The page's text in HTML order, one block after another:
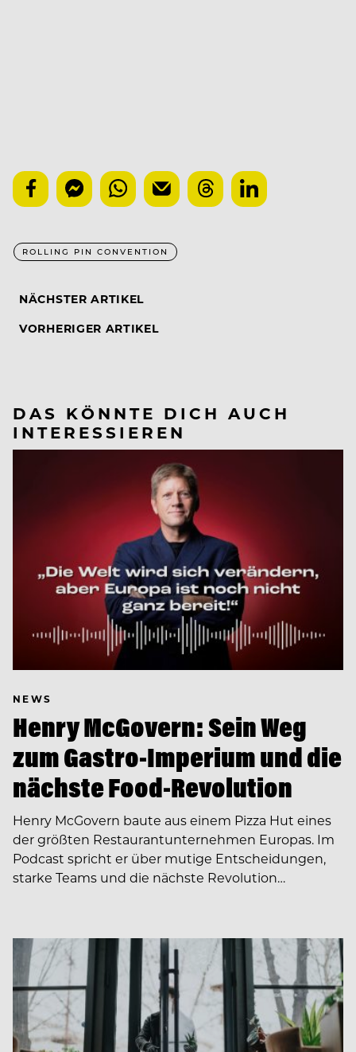
ROLLING PIN CONVENTION
NÄCHSTER ARTIKEL
VORHERIGER ARTIKEL
DAS KÖNNTE DICH AUCH
INTERESSIEREN
NEWS
Henry McGovern: Sein Weg
zum Gastro-Imperium und die
nächste Food-Revolution
Henry McGovern baute aus einem Pizza Hut eines
der größten Restaurantunternehmen Europas. Im
Podcast spricht er über mutige Entscheidungen,
starke Teams und die nächste Revolution…